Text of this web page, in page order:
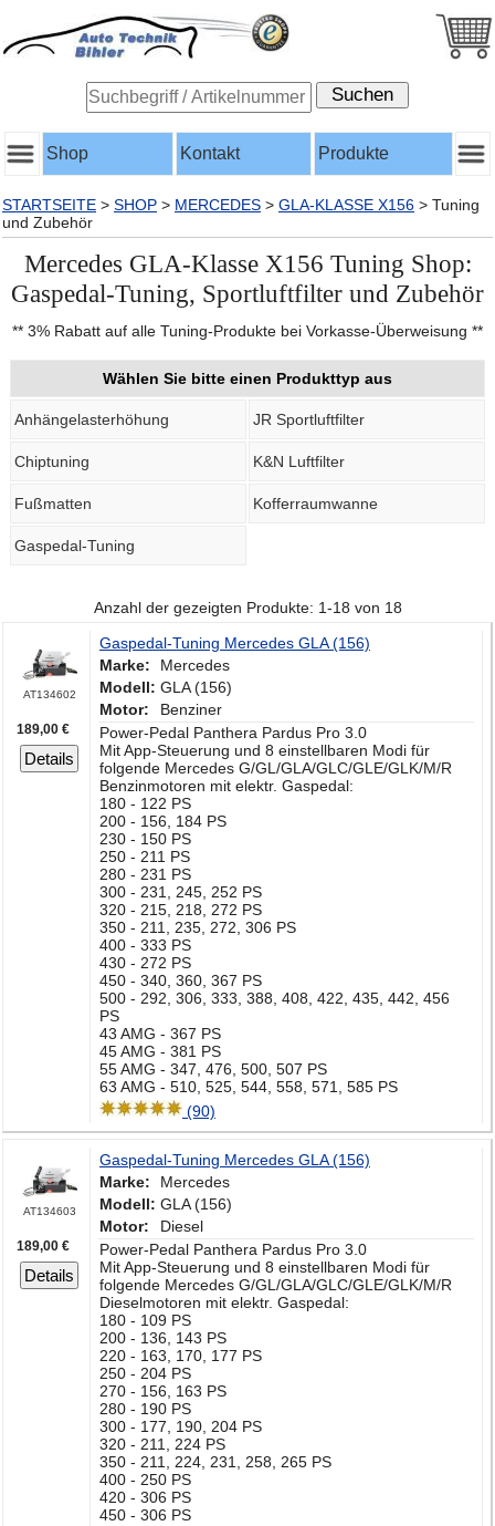
Shop Kontakt Produkte
STARTSEITE > SHOP > MERCEDES > GLA-KLASSE X156 > Tuning
und Zubehör
Mercedes GLA-Klasse X156 Tuning Shop:
Gaspedal-Tuning, Sportluftfilter und Zubehör
** 3% Rabatt auf alle Tuning-Produkte bei Vorkasse-Überweisung **
Wählen Sie bitte einen Produkttyp aus
Anhängelasterhöhung JR Sportluftfilter
Chiptuning K&N Luftfilter
Fußmatten Kofferraumwanne
Gaspedal-Tuning
Anzahl der gezeigten Produkte: 1-18 von 18
AT134602
189,00 €
Details
Gaspedal-Tuning Mercedes GLA (156)
Marke:
Mercedes
Modell: GLA (156)
Motor:
Benziner
Power-Pedal Panthera Pardus Pro 3.0
Mit App-Steuerung und 8 einstellbaren Modi für
folgende Mercedes G/GL/GLA/GLC/GLE/GLK/M/R
Benzinmotoren mit elektr. Gaspedal:
180 - 122 PS
200 - 156, 184 PS
230 - 150 PS
250 - 211 PS
280 - 231 PS
300 - 231, 245, 252 PS
320 - 215, 218, 272 PS
350 - 211, 235, 272, 306 PS
400 - 333 PS
430 - 272 PS
450 - 340, 360, 367 PS
500 - 292, 306, 333, 388, 408, 422, 435, 442, 456
PS
43 AMG - 367 PS
45 AMG - 381 PS
55 AMG - 347, 476, 500, 507 PS
63 AMG - 510, 525, 544, 558, 571, 585 PS
(90)
AT134603
189,00 €
Details
Gaspedal-Tuning Mercedes GLA (156)
Marke:
Mercedes
Modell: GLA (156)
Motor:
Diesel
Power-Pedal Panthera Pardus Pro 3.0
Mit App-Steuerung und 8 einstellbaren Modi für
folgende Mercedes G/GL/GLA/GLC/GLE/GLK/M/R
Dieselmotoren mit elektr. Gaspedal:
180 - 109 PS
200 - 136, 143 PS
220 - 163, 170, 177 PS
250 - 204 PS
270 - 156, 163 PS
280 - 190 PS
300 - 177, 190, 204 PS
320 - 211, 224 PS
350 - 211, 224, 231, 258, 265 PS
400 - 250 PS
420 - 306 PS
450 - 306 PS